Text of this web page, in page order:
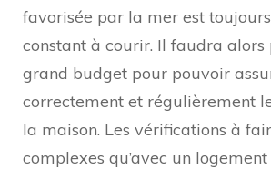
favorisée par la mer est
constant à courir. Il faudra alors
grand budget pour pouvoir
correctement et régulièrement
la maison. Les vérifications à
complexes qu’avec un